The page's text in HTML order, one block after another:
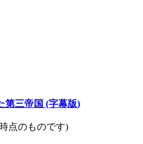
三帝国 (字幕版)
点のものです)